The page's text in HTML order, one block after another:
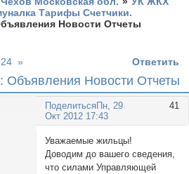
Тарифы Счетчики.
Новости Отчеты
Объявления Новости Отчеты
24 » Ответить
Поделиться 41
Пн, 29
Окт 2012 17:43
Уважаемые жильцы!
Доводим до вашего сведения,
что силами Управляющей